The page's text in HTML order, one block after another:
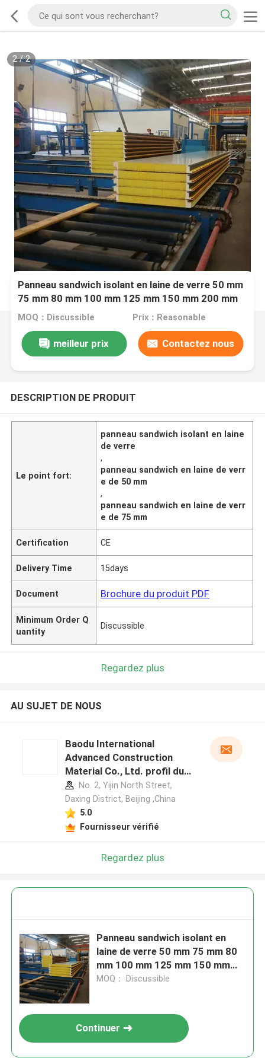
2/2
Panneau sandwich isolant en laine de verre 50 mm
75 mm 80 mm 100 mm 125 mm 150 mm 200 mm
MOQ：Discussible Prix：Reasonable
meilleur prix Contactez nous
DESCRIPTION DE PRODUIT
Le point fort:
panneau sandwich isolant en laine
de verre
,
panneau sandwich en laine de verr
e de 50 mm
,
panneau sandwich en laine de verr
e de 75 mm
Certification CE
Delivery Time 15days
Document Brochure du produit PDF
Minimum Order Q
uantity
Discussible
Regardez plus
AU SUJET DE NOUS
Baodu International
Advanced Construction
Material Co., Ltd. profil du
fabricant
No. 2, Yijin North Street,
Daxing District, Beijing ,China
5.0
Fournisseur vérifié
Regardez plus
Panneau sandwich isolant en
laine de verre 50 mm 75 mm 80
mm 100 mm 125 mm 150 mm
200 mm
MOQ： Discussible
Continuer